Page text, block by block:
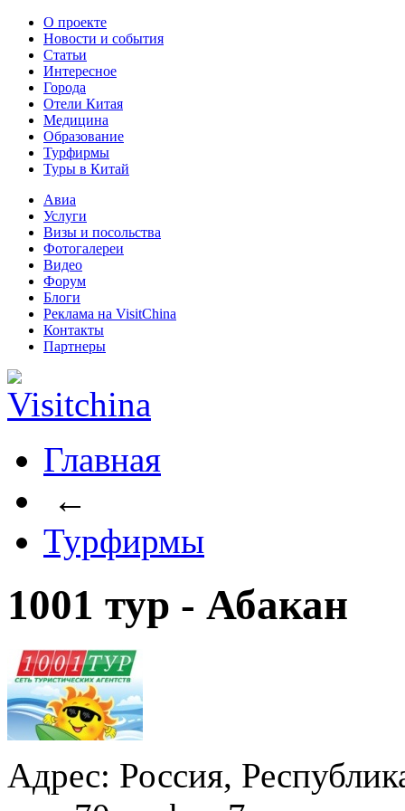
О проекте
Новости и события
Статьи
Интересное
Города
Отели Китая
Медицина
Образование
Турфирмы
Туры в Китай
Авиа
Услуги
Визы и посольства
Фотогалереи
Видео
Форум
Блоги
Реклама на VisitChina
Контакты
Партнеры
Главная
←
Турфирмы
1001 тур - Абакан
Адрес: Россия,